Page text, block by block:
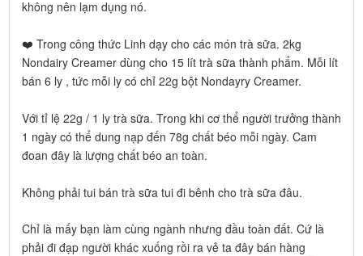
không nên lạm dụng nó.
❤️ Trong công thức Linh dạy cho các món trà sữa. 2kg
Nondairy Creamer dùng cho 15 lít trà sữa thành phẩm. Mỗi lít
bán 6 ly , tức mỗi ly có chỉ 22g bột Nondayry Creamer.
Với tỉ lệ 22g / 1 ly trà sữa. Trong khi cơ thể người trưởng thành
1 ngày có thể dung nạp đến 78g chất béo mỗi ngày. Cam
đoan đây là lượng chất béo an toàn.
Không phải tui bán trà sữa tui đi bênh cho trà sữa đâu.
Chỉ là mấy bạn làm cùng ngành nhưng đầu toàn đất. Cứ là
phải đi đạp người khác xuống rồi ra vẻ ta đây bán hàng